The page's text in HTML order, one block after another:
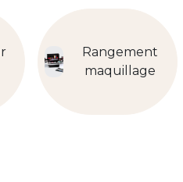
Rangement
maquillage